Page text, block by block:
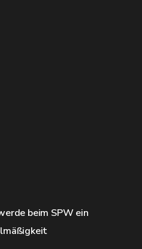
beim SPW ein